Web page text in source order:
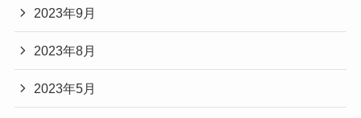
2023年9月
2023年8月
2023年5月